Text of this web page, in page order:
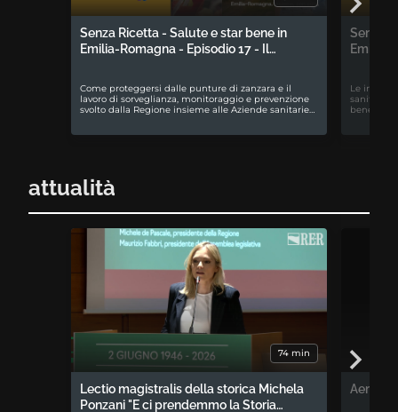
Senza Ricetta - Salute e star bene in
Emilia-Romagna - Episodio 17 - Il…
Come proteggersi dalle punture di zanzara e il
lavoro di sorveglianza, monitoraggio e prevenzione
svolto dalla Regione insieme alle Aziende sanitarie…
Senza
Emilia-
Le
sanitari
attualità
74 min
Lectio magistralis della storica Michela
Ponzani "E ci prendemmo la Storia…
Aemilia